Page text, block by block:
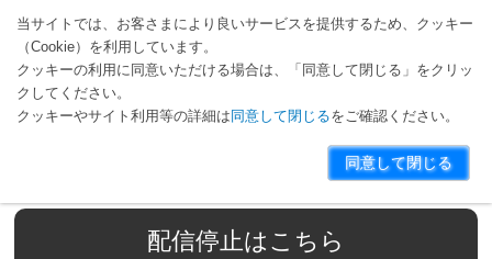
当サイトでは、お客さまにより良いサービスを提供するため、クッキー
（Cookie）を利用しています。
クッキーの利用に同意いただける場合は、「同意して閉じる」をクリッ
クしてください。
クッキーやサイト利用等の詳細は 同意して閉じるをご確認ください。
同意して閉じる